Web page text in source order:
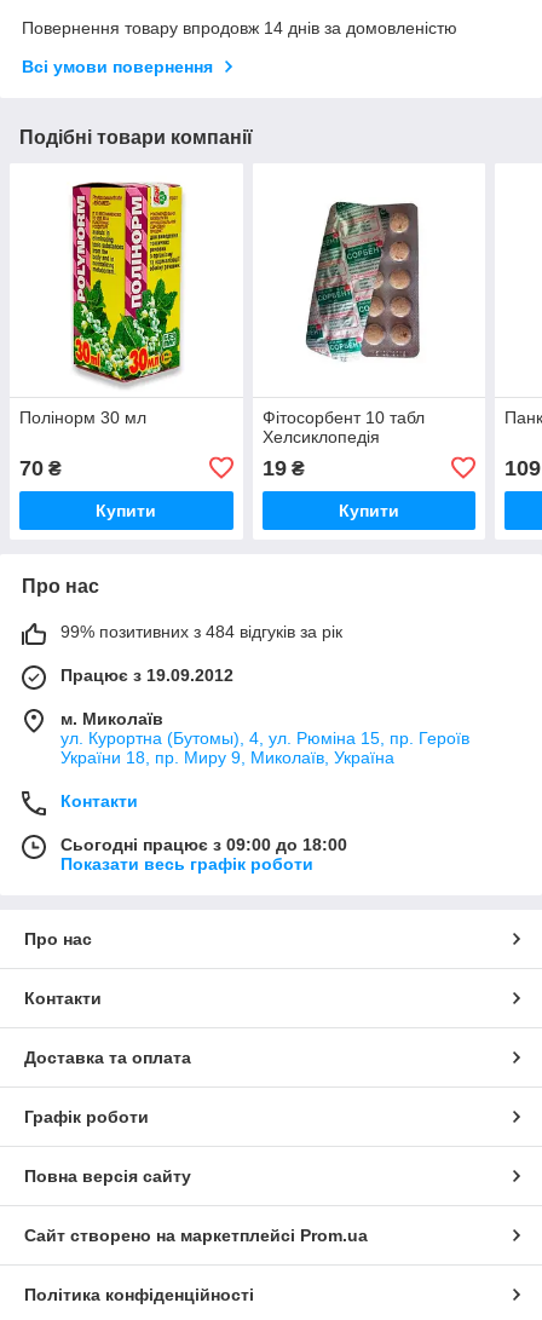
Повернення товару впродовж 14 днів за домовленістю
Всі умови повернення
Подібні товари компанії
Полінорм 30 мл
70 ₴
Купити
Фітосорбент 10 табл
Хелсиклопедія
19₴
Купити
109
Про нас
99% позитивних з 484 відгуків за рік
Працює з 19.09.2012
м. Миколаїв
ул. Курортна (Бутомы), 4, ул. Рюміна 15, пр. Героїв
України 18, пр. Миру 9, Миколаїв, Україна
Контакти
Сьогодні працює з 09:00 до 18:00
Показати весь графік роботи
Про нас
Контакти
Доставка та оплата
Графік роботи
Повна версія сайту
Сайт створено на маркетплейсі Prom.ua
Політика конфіденційності